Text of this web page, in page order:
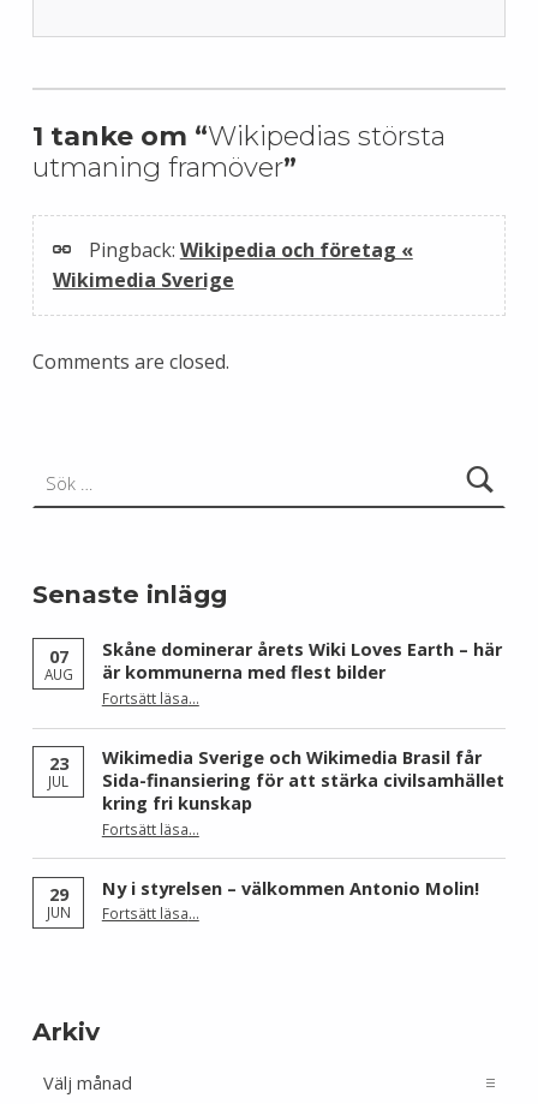
Skip back to main navigation
1 tanke om “Wikipedias största
utmaning framöver”
Pingback: Wikipedia och företag «
Wikimedia Sverige
Comments are closed.
Senaste inlägg
07
AUG
Skåne dominerar årets Wiki Loves Earth – här
är kommunerna med flest bilder
Fortsätt läsa“Skåne dominerar årets Wiki Loves Earth – här är kommunerna med flest bilder”
…
23
JUL
Wikimedia Sverige och Wikimedia Brasil får
Sida-finansiering för att stärka civilsamhället
kring fri kunskap
Fortsätt läsa“Wikimedia Sverige och Wikimedia Brasil får Sida-finansiering för att stärka civilsamhället kring fri kunskap”
…
29
JUN
Ny i styrelsen – välkommen Antonio Molin!
Fortsätt läsa“Ny i styrelsen – välkommen Antonio Molin!”
…
Arkiv